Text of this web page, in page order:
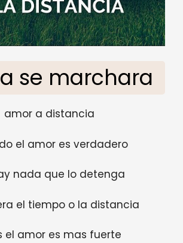
se marchara
amor a distancia
el amor es verdadero
nada que lo detenga
el tiempo o la distancia
el amor es mas fuerte